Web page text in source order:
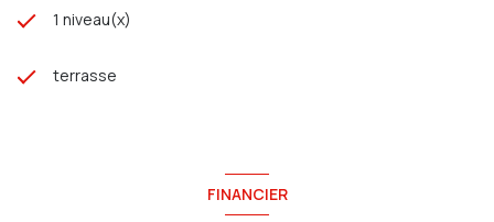
1 niveau(x)
terrasse
FINANCIER